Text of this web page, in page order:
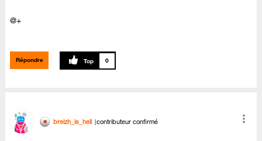
@+
Répondre 0
breizh_is_hell contributeur confirmé